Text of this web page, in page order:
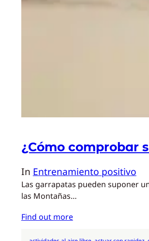
¿Cómo comprobar
In Entrenamiento positivo
Las garrapatas pueden suponer
las Montañas…
Find out more